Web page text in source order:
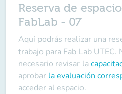
Reserva de
FabLab - 07
Aquí podrás realizar una
trabajo para Fab Lab UTEC.
necesario revisar la
aprobar la evaluación
acceder al espacio.